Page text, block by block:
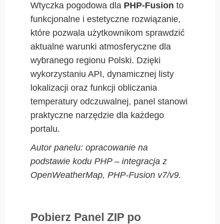
Wtyczka pogodowa dla PHP-Fusion to
funkcjonalne i estetyczne rozwiązanie,
które pozwala użytkownikom sprawdzić
aktualne warunki atmosferyczne dla
wybranego regionu Polski. Dzięki
wykorzystaniu API, dynamicznej listy
lokalizacji oraz funkcji obliczania
temperatury odczuwalnej, panel stanowi
praktyczne narzędzie dla każdego
portalu.
Autor panelu: opracowanie na
podstawie kodu PHP – integracja z
OpenWeatherMap, PHP-Fusion v7/v9.
Pobierz Panel ZIP po